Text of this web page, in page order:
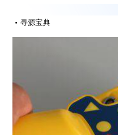
寻源宝典